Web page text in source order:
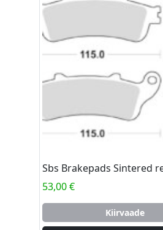
Sbs Brakepads Sintered
53,00€
Kiirvaade